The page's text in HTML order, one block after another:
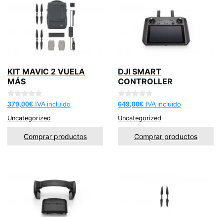
KIT MAVIC 2 VUELA
MÁS
0
d
e
5
379,00€ IVA incluido
Uncategorized
Comprar productos
DJI SMART
CONTROLLER
0
d
e
5
649,00€ IVA incluido
Uncategorized
Comprar productos